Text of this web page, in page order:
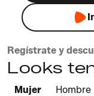
Regístrate y
Looks
Mujer Hombre